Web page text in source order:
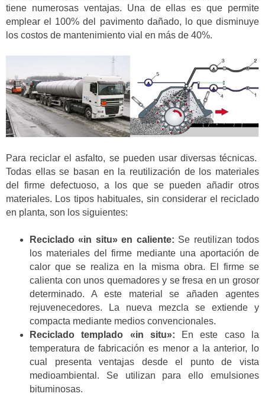
tiene numerosas ventajas. Una de ellas es que permite
emplear el 100% del pavimento dañado, lo que disminuye
los costos de mantenimiento vial en más de 40%.
Para reciclar el asfalto, se pueden usar diversas técnicas.
Todas ellas se basan en la reutilización de los materiales
del firme defectuoso, a los que se pueden añadir otros
materiales. Los tipos habituales, sin considerar el reciclado
en planta, son los siguientes:
Reciclado «in situ» en caliente: Se reutilizan todos
los materiales del firme mediante una aportación de
calor que se realiza en la misma obra. El firme se
calienta con unos quemadores y se fresa en un grosor
determinado. A este material se añaden agentes
rejuvenecedores. La nueva mezcla se extiende y
compacta mediante medios convencionales.
Reciclado templado «in situ»: En este caso la
temperatura de fabricación es menor a la anterior, lo
cual presenta ventajas desde el punto de vista
medioambiental. Se utilizan para ello emulsiones
bituminosas.